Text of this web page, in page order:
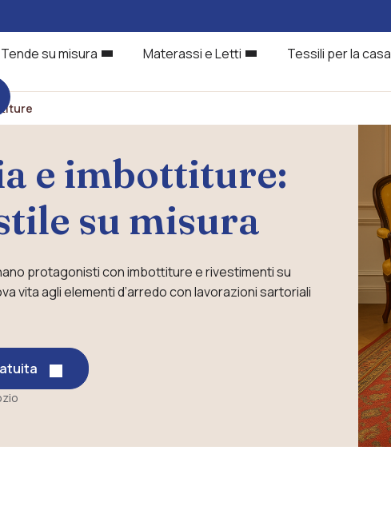
Tende su misura
Materassi e Letti Tessili per la casa
e imbottiture:
su misura
protagonisti con imbottiture e rivestimenti su
vita agli elementi d’arredo con lavorazioni sartoriali